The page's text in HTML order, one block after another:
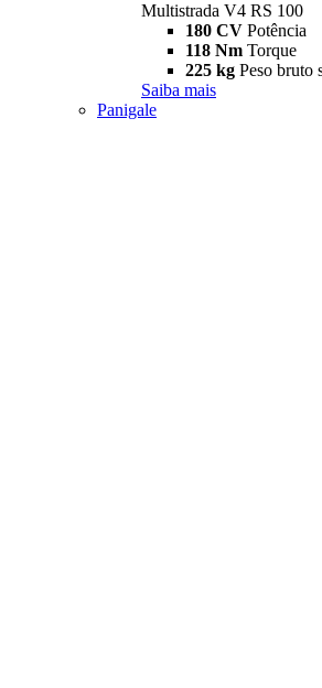
Multistrada V4 RS 100
180 CV Potência
118 Nm Torque
225 kg Peso bruto
Saiba mais
Panigale